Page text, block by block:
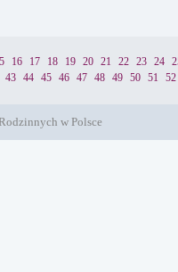
16 17 18 19 20 21 22 23 24
43 44 45 46 47 48 49 50 51 52
w Polsce